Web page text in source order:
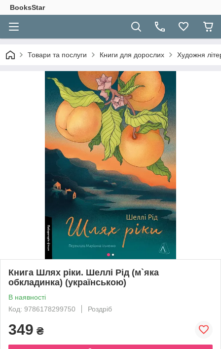
BooksStar
Товари та послуги Книги для дорослих Художня
Книга Шлях ріки. Шеллі Рід (м`яка
обкладинка) (українською)
В наявності
Код: 9786178299750
Роздріб
349 ₴